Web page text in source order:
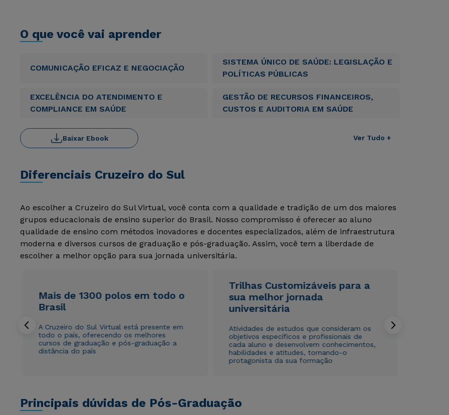
O que você vai aprender
COMUNICAÇÃO EFICAZ E NEGOCIAÇÃO
SISTEMA ÚNICO DE SAÚDE: LEGISLAÇÃO E
POLÍTICAS PÚBLICAS
EXCELÊNCIA DO ATENDIMENTO E
COMPLIANCE EM SAÚDE
GESTÃO DE RECURSOS FINANCEIROS,
CUSTOS E AUDITORIA EM SAÚDE
Ver Tudo +
Baixar Ebook
Diferenciais Cruzeiro do Sul
Ao escolher a Cruzeiro do Sul Virtual, você conta com a qualidade e tradição de um dos maiores
grupos educacionais de ensino superior do Brasil. Nosso compromisso é oferecer ao aluno
qualidade de ensino com métodos inovadores e docentes especializados, além de infraestrutura
moderna e diversos cursos de graduação e pós-graduação. Assim, você tem a liberdade de
escolher a melhor opção para sua jornada universitária.
Mais de 1300 polos em todo o
Brasil
A Cruzeiro do Sul Virtual está presente em
todo o país, oferecendo os melhores
cursos de graduação e pós-graduação a
distância do país
Trilhas Customizáveis para a
sua melhor jornada
universitária
Atividades de estudos que consideram os
objetivos específicos e profissionais de
cada aluno e desenvolvem conhecimentos,
habilidades e atitudes, tornando-o
protagonista da sua formação
Principais dúvidas de Pós-Graduação
Rápido e fácil
WhatsApp
Rápido e fácil
WhatsApp